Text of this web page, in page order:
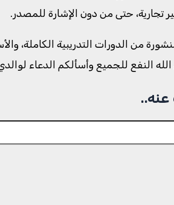
تجارية، حتى من دون الإشارة للمصدر.
تتضمّن الموسوعة حوالي ١٥٠٠ مادة منشورة من
الله النفع للجميع وأسألكم الدعاء